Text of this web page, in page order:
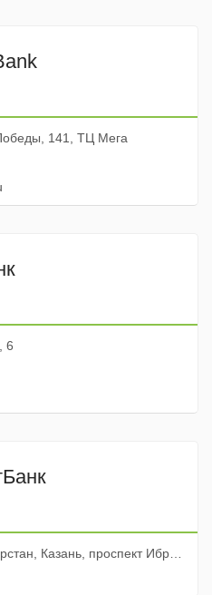
141, ТЦ Мега
6
Казань, проспект Ибрагимова, 48